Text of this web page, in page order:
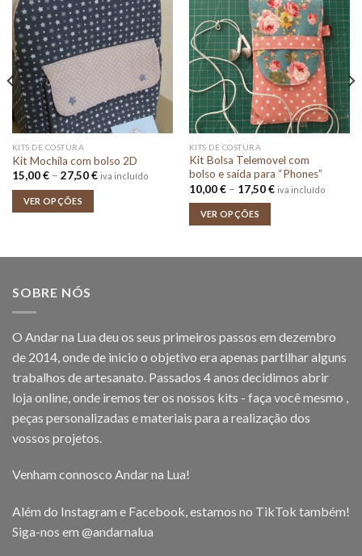
KITS DE COSTURA
Kit Mochila com bolso 2D
15,00€ – 27,50€Price
iva incluído
VER OPÇÕES
KITS DE COSTURA
Kit Bolsa Telemovel com
bolso e saída para “Phones”
10,00€ – 17,50€Price
iva incluído
VER OPÇÕES
SOBRE NÓS
O Andar na Lua deu os seus primeiros passos em dezembro
de 2014, onde de inicio o objetivo era apenas partilhar alguns
trabalhos de artesanato. Passados 4 anos decidimos abrir
loja online, onde iremos ter os nossos kits - faça você mesmo ,
peças personalizadas e materiais para a realização dos
vossos projetos.
Venham connosco Andar na Lua!
Além do Instagram e Facebook, estamos no TikTok também!
Siga-nos em @andarnalua